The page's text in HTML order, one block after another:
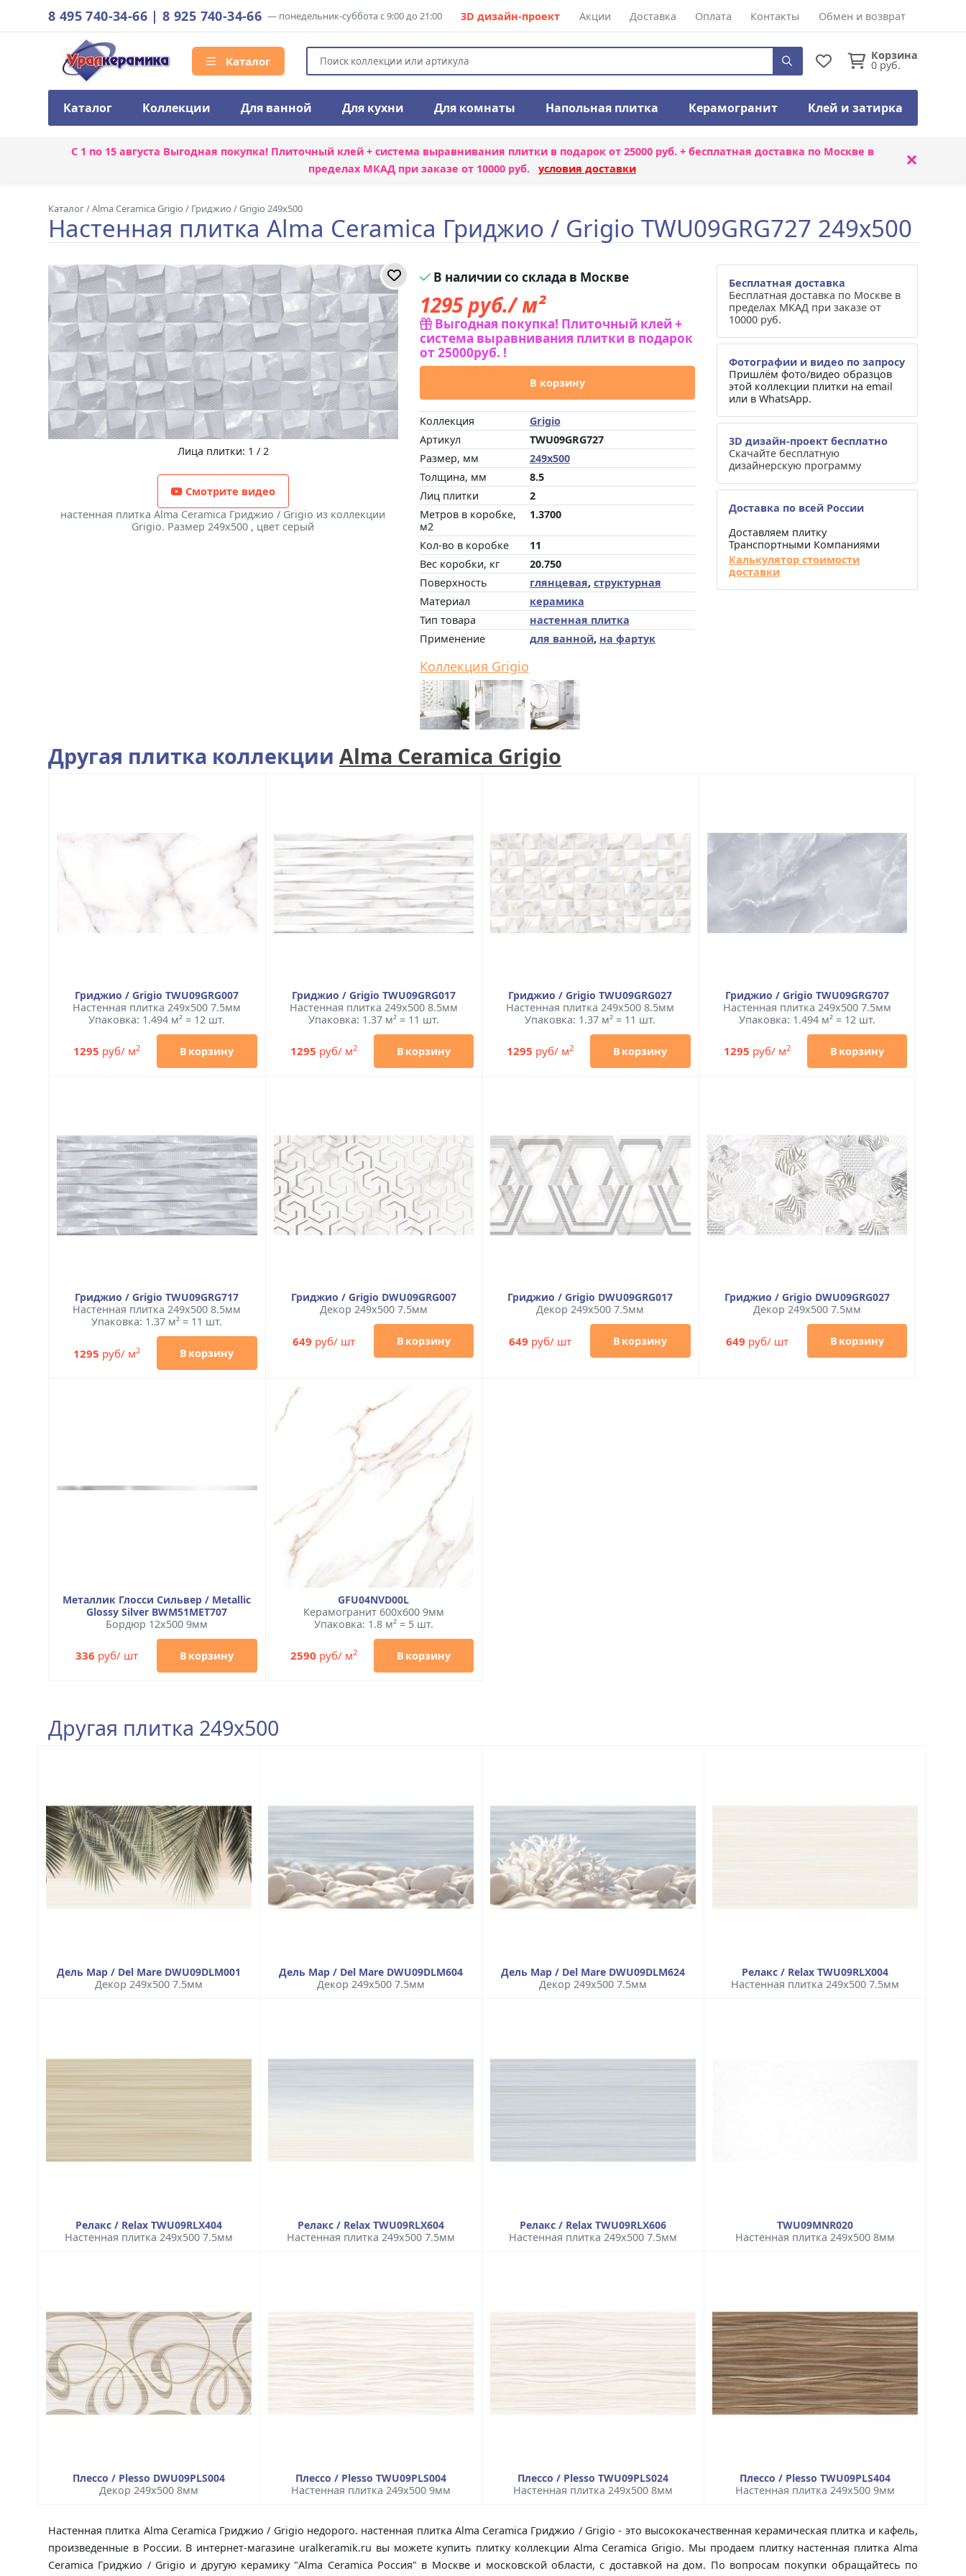
8 495 740-34-66 |8 925 740-34-66 — понедельник-суббота с 9:00 до 21:00 3D дизайн-проект Акции Доставка Оплата Контакты Обмен и возврат
Каталог Корзина
0 руб.
Каталог Коллекции Для ванной Для кухни Для комнаты Напольная плитка Керамогранит Клей и затирка
С 1 по 15 августа Выгодная покупка! Плиточный клей + система выравнивания плиткив подарок от 25000 руб. + бесплатная доставка по Москве в
пределах МКАД при заказе от 10000 руб. условия доставки ×
Каталог/Alma Ceramica Grigio / Гриджио / Grigio 249x500
Настенная плитка Alma Ceramica Гриджио / Grigio TWU09GRG727 249x500
Лица плитки: 1 / 2
Смотрите видео
настенная плитка Alma Ceramica Гриджио / Grigio из коллекции
Grigio. Размер 249x500 , цвет серый
В наличии со склада в Москве
1295руб./ м²
Выгодная покупка! Плиточный клей +
система выравнивания плитки в подарок
от 25000руб. !
В корзину
Коллекция
Grigio
Артикул
TWU09GRG727
Размер, мм
249x500
Толщина, мм
8.5
Лиц плитки
2
Метров в коробке,
м2
1.3700
Кол-во в коробке
11
Вес коробки, кг
20.750
Поверхность
глянцевая, структурная
Материал
керамика
Тип товара
настенная плитка
Применение
для ванной, на фартук
Коллекция Grigio
Бесплатная доставка
Бесплатная доставка по Москве в
пределах МКАД при заказе от
10000 руб.
Фотографии и видео по запросу
Пришлём фото/видео образцов
этой коллекции плитки на email
или в WhatsApp.
3D дизайн-проект бесплатно
Скачайте бесплатную
дизайнерскую программу
Доставка по всей России
Доставляем плитку
Транспортными Компаниями
Калькулятор стоимости
доставки
Другая плитка коллекции Alma Ceramica Grigio
Гриджио / Grigio TWU09GRG007
Настенная плитка 249x500 7.5мм
Упаковка: 1.494 м² = 12 шт.
1295 руб/ м2 В корзину
Гриджио / Grigio TWU09GRG017
Настенная плитка 249x500 8.5мм
Упаковка: 1.37 м² = 11 шт.
1295 руб/ м2 В корзину
Гриджио / Grigio TWU09GRG027
Настенная плитка 249x500 8.5мм
Упаковка: 1.37 м² = 11 шт.
1295 руб/ м2 В корзину
Гриджио / Grigio TWU09GRG707
Настенная плитка 249x500 7.5мм
Упаковка: 1.494 м² = 12 шт.
1295 руб/ м2 В корзину
Гриджио / Grigio TWU09GRG717
Настенная плитка 249x500 8.5мм
Упаковка: 1.37 м² = 11 шт.
1295 руб/ м2 В корзину
Гриджио / Grigio DWU09GRG007
Декор 249x500 7.5мм
649 руб/ шт В корзину
Гриджио / Grigio DWU09GRG017
Декор 249x500 7.5мм
649 руб/ шт В корзину
Гриджио / Grigio DWU09GRG027
Декор 249x500 7.5мм
649 руб/ шт В корзину
Металлик Глосси Сильвер / Metallic
Glossy Silver BWM51MET707
Бордюр 12x500 9мм
336 руб/ шт В корзину
GFU04NVD00L
Керамогранит 600x600 9мм
Упаковка: 1.8 м² = 5 шт.
2590 руб/ м2 В корзину
Другая плитка 249x500
Дель Мар / Del Mare DWU09DLM001
Декор 249x500 7.5мм
Дель Мар / Del Mare DWU09DLM604
Декор 249x500 7.5мм
Дель Мар / Del Mare DWU09DLM624
Декор 249x500 7.5мм
Релакс / Relax TWU09RLX004
Настенная плитка 249x500 7.5мм
Релакс / Relax TWU09RLX404
Настенная плитка 249x500 7.5мм
Релакс / Relax TWU09RLX604
Настенная плитка 249x500 7.5мм
Релакс / Relax TWU09RLX606
Настенная плитка 249x500 7.5мм
TWU09MNR020
Настенная плитка 249x500 8мм
Плессо / Plesso DWU09PLS004
Декор 249x500 8мм
Плессо / Plesso TWU09PLS004
Настенная плитка 249x500 9мм
Плессо / Plesso TWU09PLS024
Настенная плитка 249x500 8мм
Плессо / Plesso TWU09PLS404
Настенная плитка 249x500 9мм
Настенная плитка Alma Ceramica Гриджио / Grigio недорого. настенная плитка Alma Ceramica Гриджио / Grigio - это высококачественная керамическая плитка и кафель,
произведенные в России. В интернет-магазине uralkeramik.ru вы можете купить плитку коллекции Alma Ceramica Grigio. Мы продаем плитку настенная плитка Alma
Ceramica Гриджио / Grigio и другую керамику "Alma Ceramica Россия" в Москве и московской области, с доставкой на дом. По вопросам покупки обращайтесь по